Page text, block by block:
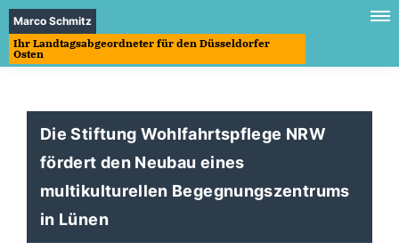
Marco Schmitz
Ihr Landtagsabgeordneter für den Düsseldorfer
Osten
Die Stiftung Wohlfahrtspflege NRW
fördert den Neubau eines
multikulturellen Begegnungszentrums
in Lünen